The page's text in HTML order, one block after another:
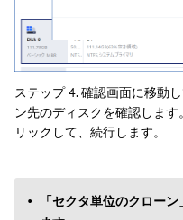
ステップ 4. 確認画面に移動
ン先のディスクを確認しま
リックして、続行します。
「セクタ単位のクロー